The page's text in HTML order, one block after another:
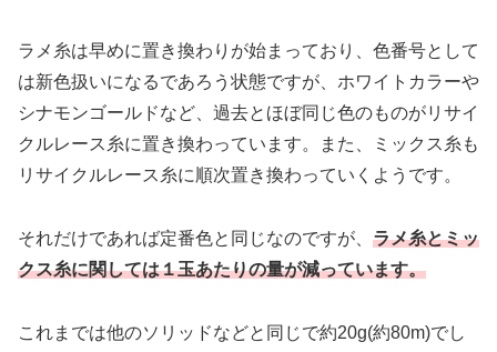
ラメ糸は早めに置き換わりが始まっており、色番号として
は新色扱いになるであろう状態ですが、ホワイトカラーや
シナモンゴールドなど、過去とほぼ同じ色のものがリサイ
クルレース糸に置き換わっています。また、ミックス糸も
リサイクルレース糸に順次置き換わっていくようです。
それだけであれば定番色と同じなのですが、 ラメ糸とミッ
クス糸に関しては１玉あたりの量が減っています。
これまでは他のソリッドなどと同じで約20g(約80m)でし